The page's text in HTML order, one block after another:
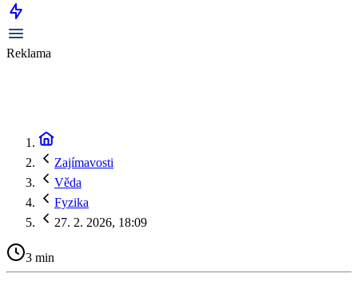
Reklama
Zajímavosti
Věda
Fyzika
27. 2. 2026, 18:09
3 min